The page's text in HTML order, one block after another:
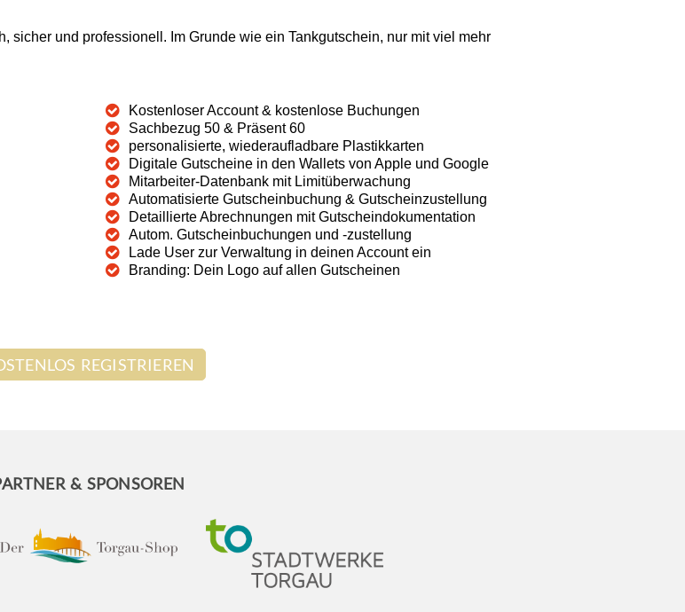
sicher und professionell. Im Grunde wie ein Tankgutschein, nur mit viel mehr
Kostenloser Account & kostenlose Buchungen
Sachbezug 50 & Präsent 60
personalisierte, wiederaufladbare Plastikkarten
Digitale Gutscheine in den Wallets von Apple und Google
Mitarbeiter-Datenbank mit Limitüberwachung
Automatisierte Gutscheinbuchung & Gutscheinzustellung
Detaillierte Abrechnungen mit Gutscheindokumentation
Autom. Gutscheinbuchungen und -zustellung
Lade User zur Verwaltung in deinen Account ein
Branding: Dein Logo auf allen Gutscheinen
REGISTRIEREN
& SPONSOREN